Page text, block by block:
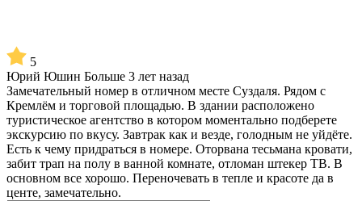
5
Юрий Юшин Больше 3 лет назад
Замечательный номер в отличном месте Суздаля. Рядом с
Кремлём и торговой площадью. В здании расположено
туристическое агентство в котором моментально подберете
экскурсию по вкусу. Завтрак как и везде, голодным не уйдёте.
Есть к чему придраться в номере. Оторвана тесьмана кровати,
забит трап на полу в ванной комнате, отломан штекер ТВ. В
основном все хорошо. Переночевать в тепле и красоте да в
центе, замечательно.